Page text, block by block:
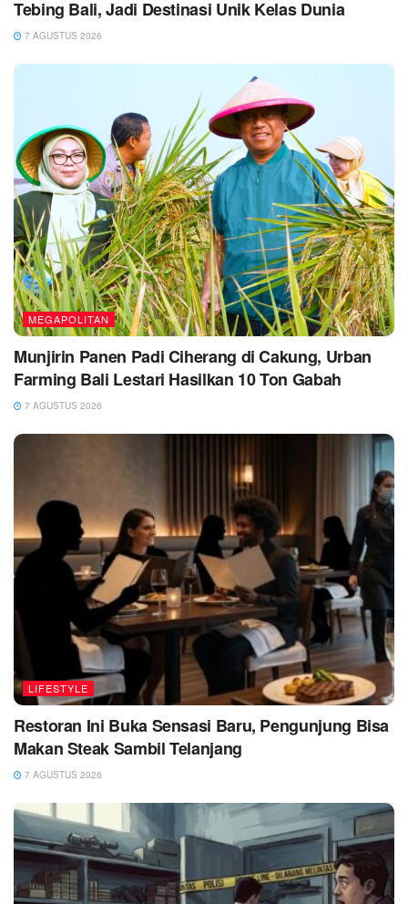
Tebing Bali, Jadi Destinasi Unik Kelas Dunia
7 AGUSTUS 2026
MEGAPOLITAN
Munjirin Panen Padi Ciherang di Cakung, Urban
Farming Bali Lestari Hasilkan 10 Ton Gabah
7 AGUSTUS 2026
LIFESTYLE
Restoran Ini Buka Sensasi Baru, Pengunjung Bisa
Makan Steak Sambil Telanjang
7 AGUSTUS 2026